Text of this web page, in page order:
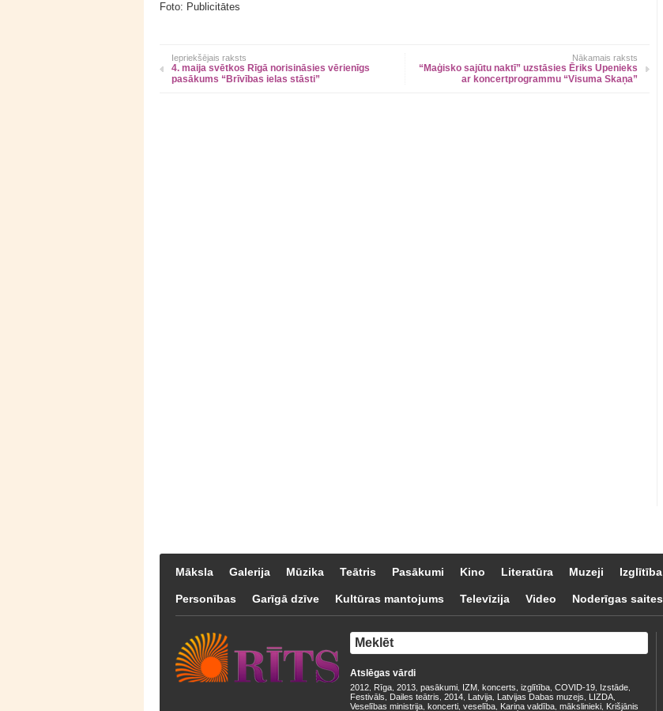
Foto: Publicitātes
Iepriekšējais raksts
4. maija svētkos Rīgā norisināsies vērienīgs
pasākums “Brīvības ielas stāsti”
Nākamais raksts
“Maģisko sajūtu naktī” uzstāsies Ēriks Upenieks
ar koncertprogrammu “Visuma Skaņa”
Māksla Galerija Mūzika Teātris Pasākumi Kino Literatūra Muzeji Izglītība
Personības Garīgā dzīve Kultūras mantojums Televīzija Video Noderīgas saites
Atslēgas vārdi
2012 Rīga 2013 pasākumi IZM koncerts izglītība COVID-19 Izstāde
Festivāls Dailes teātris 2014 Latvija Latvijas Dabas muzejs LIZDA
Veselības ministrija koncerti veselība Kariņa valdība mākslinieki Krišjānis